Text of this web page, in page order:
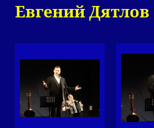
Евгений Дятлов